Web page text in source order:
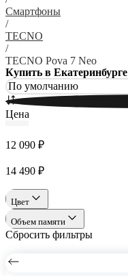
Смартфоны
/
TECNO
/
TECNO Pova 7 Neo
Купить в Екатеринбурге
Цена
12 090 ₽
14 490 ₽
Цвет
Объем памяти
Сбросить фильтры